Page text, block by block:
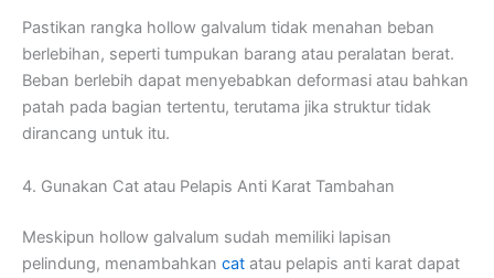
Pastikan rangka hollow galvalum tidak menahan beban
berlebihan, seperti tumpukan barang atau peralatan berat.
Beban berlebih dapat menyebabkan deformasi atau bahkan
patah pada bagian tertentu, terutama jika struktur tidak
dirancang untuk itu.
4. Gunakan Cat atau Pelapis Anti Karat Tambahan
Meskipun hollow galvalum sudah memiliki lapisan
pelindung, menambahkan cat atau pelapis anti karat dapat